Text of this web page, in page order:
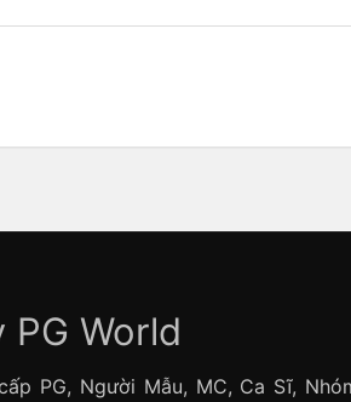
PG World
PG, Người Mẫu, MC, Ca Sĩ,